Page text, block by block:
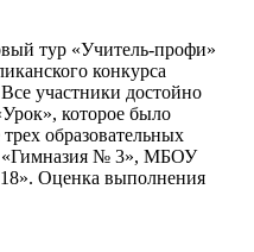
тур «Учитель-профи»
конкурса
участники достойно
которое было
образовательных
№ 3», МБОУ
Оценка выполнения